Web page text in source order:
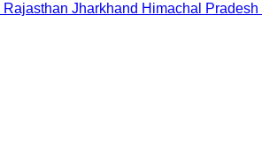
Rajasthan Jharkhand Himachal Pradesh